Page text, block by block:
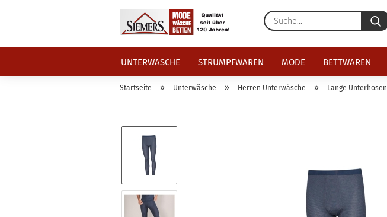
UNTERWÄSCHE STRUMPFWAREN MODE BETTWAREN
Startseite » Unterwäsche » Herren Unterwäsche » Lange Unterhosen